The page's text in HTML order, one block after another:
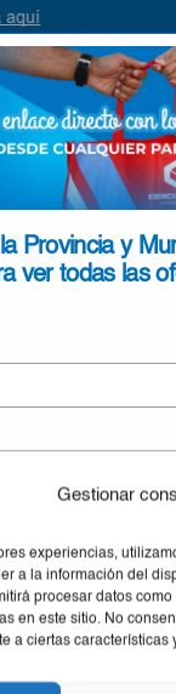
Gestionar
experiencias,
a la información del
procesar datos
en este sitio. No
a ciertas características
Provincia y
ver todas las
SEARCH
NO
Revise la